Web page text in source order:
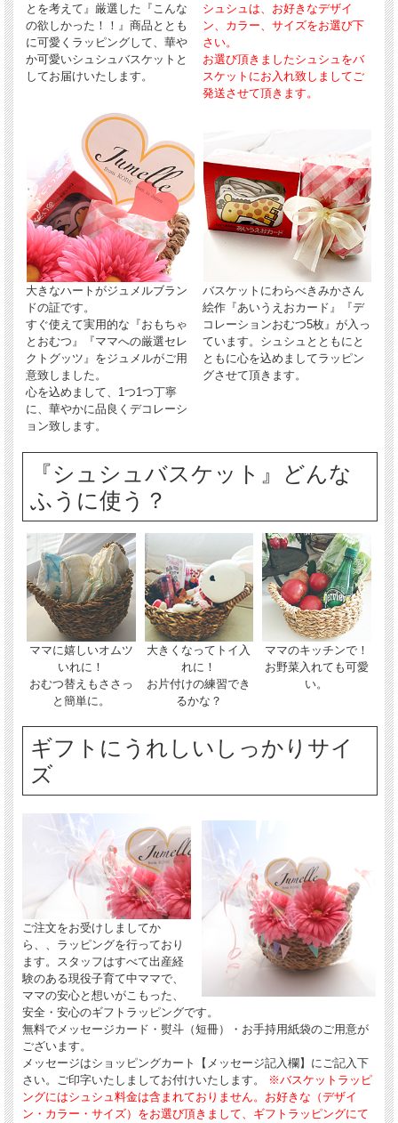
とを考えて』厳選した『こんな
の欲しかった！！』商品ととも
に可愛くラッピングして、華や
か可愛いシュシュバスケットと
してお届けいたします。
シュシュは、お好きなデザイ
ン、カラー、サイズをお選び下
さい。
お選び頂きましたシュシュをバ
スケットにお入れ致しましてご
発送させて頂きます。
大きなハートがジュメルブラン
ドの証です。
すぐ使えて実用的な『おもちゃ
とおむつ』『ママへの厳選セレ
クトグッツ』をジュメルがご用
意致しました。
心を込めまして、1つ1つ丁寧
に、華やかに品良くデコレーシ
ョン致します。
バスケットにわらべきみかさん
絵作『あいうえおカード』『デ
コレーションおむつ5枚』が入っ
ています。シュシュとともにと
ともに心を込めましてラッピン
グさせて頂きます。
『シュシュバスケット』どんな
ふうに使う？
ママに嬉しいオムツ
いれに！
おむつ替えもささっ
と簡単に。
大きくなってトイ入
れに！
お片付けの練習でき
るかな？
ママのキッチンで！
お野菜入れても可愛
い。
ギフトにうれしいしっかりサイ
ズ
ご注文をお受けしましてか
ら、、ラッピングを行っており
ます。スタッフはすべて出産経
験のある現役子育て中ママで、
ママの安心と想いがこもった、
安全・安心のギフトラッピングです。
無料でメッセージカード・熨斗（短冊）・お手持用紙袋のご用意が
ございます。
メッセージはショッピングカート【メッセージ記入欄】にご記入下
さい。ご印字いたしましてお付けいたします。
※バスケットラッピ
ングにはシュシュ料金は含まれておりません。お好きな（デザイ
ン・カラー・サイズ）をお選び頂きまして、ギフトラッピングにて